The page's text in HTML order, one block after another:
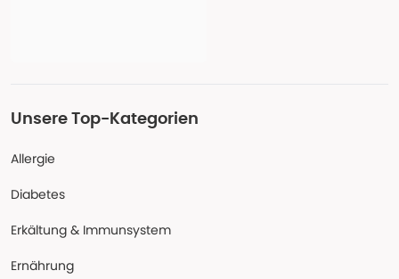
Unsere Top-Kategorien
Allergie
Diabetes
Erkältung & Immunsystem
Ernährung